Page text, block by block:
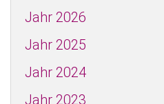
Jahr 2026
Jahr 2025
Jahr 2024
Jahr 2023